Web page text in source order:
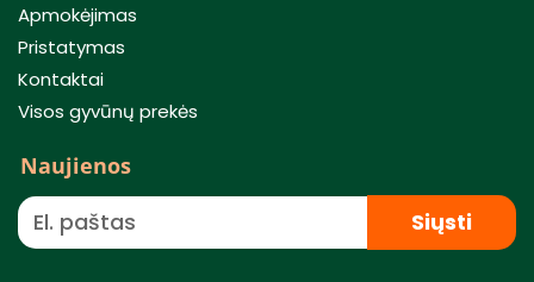
Apmokėjimas
Pristatymas
Kontaktai
Visos gyvūnų prekės
Naujienos
Siųsti